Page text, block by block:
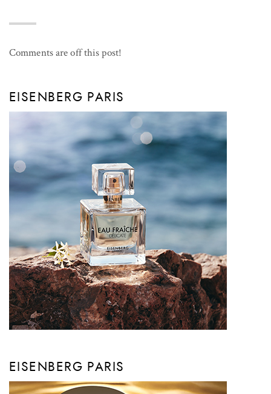
Comments are off this post!
EISENBERG PARIS
EISENBERG PARIS